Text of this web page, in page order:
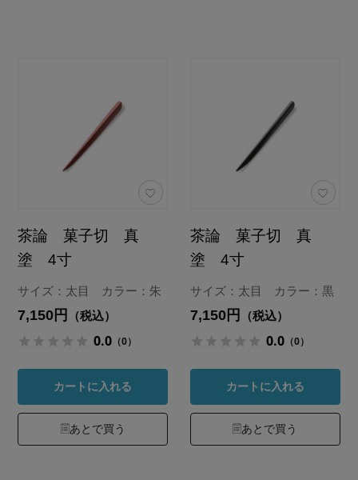
茶論 菓子切 真
塗 4寸
サイズ：太目 カラー：朱
7,150円 （税込）
0.0 （0）
カートに入れる
あとで買う
茶論 菓子切 真
塗 4寸
サイズ：太目 カラー：黒
7,150円 （税込）
0.0 （0）
カートに入れる
あとで買う